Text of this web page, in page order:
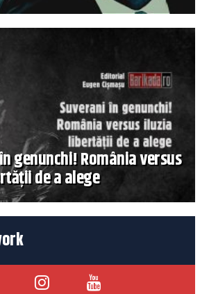
genunchi! România versus
de a alege